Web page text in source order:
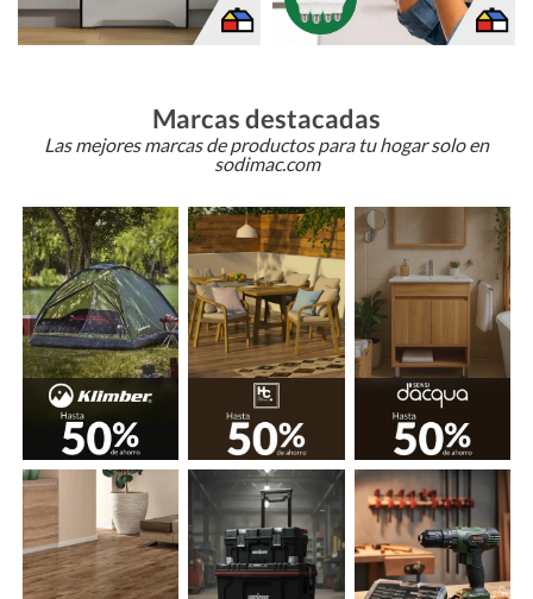
Marcas destacadas
Las mejores marcas de productos para tu hogar solo en
sodimac.com